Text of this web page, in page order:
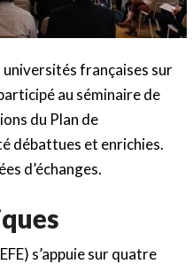
françaises sur
au séminaire de
du Plan de
débattues et enrichies.
d’échanges.
s’appuie sur quatre